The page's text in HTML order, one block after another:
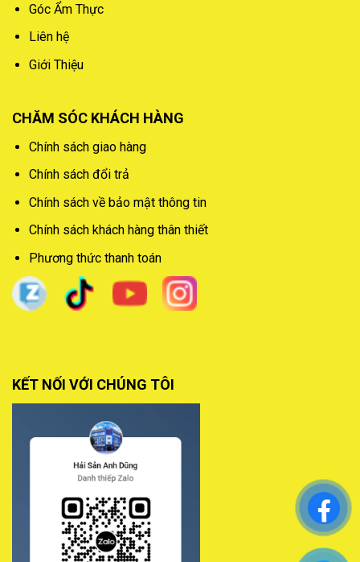
Góc Ẩm Thực
Liên hệ
Giới Thiệu
CHĂM SÓC KHÁCH HÀNG
Chính sách giao hàng
Chính sách đổi trả
Chính sách về bảo mật thông tin
Chính sách khách hàng thân thiết
Phương thức thanh toán
KẾT NỐI VỚI CHÚNG TÔI